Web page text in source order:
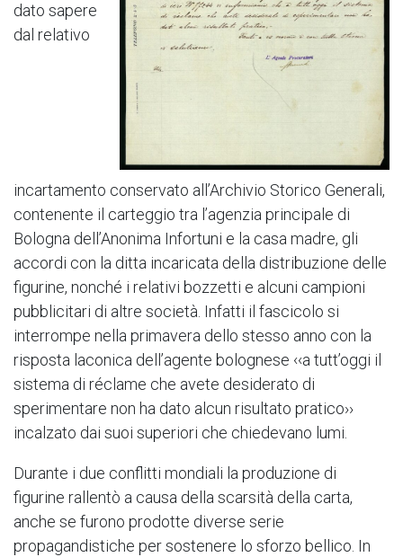
dato sapere
dal relativo
incartamento conservato all’Archivio Storico Generali,
contenente il carteggio tra l’agenzia principale di
Bologna dell’Anonima Infortuni e la casa madre, gli
accordi con la ditta incaricata della distribuzione delle
figurine, nonché i relativi bozzetti e alcuni campioni
pubblicitari di altre società. Infatti il fascicolo si
interrompe nella primavera dello stesso anno con la
risposta laconica dell’agente bolognese ‹‹a tutt’oggi il
sistema di réclame che avete desiderato di
sperimentare non ha dato alcun risultato pratico››
incalzato dai suoi superiori che chiedevano lumi.
Durante i due conflitti mondiali la produzione di
figurine rallentò a causa della scarsità della carta,
anche se furono prodotte diverse serie
propagandistiche per sostenere lo sforzo bellico. In